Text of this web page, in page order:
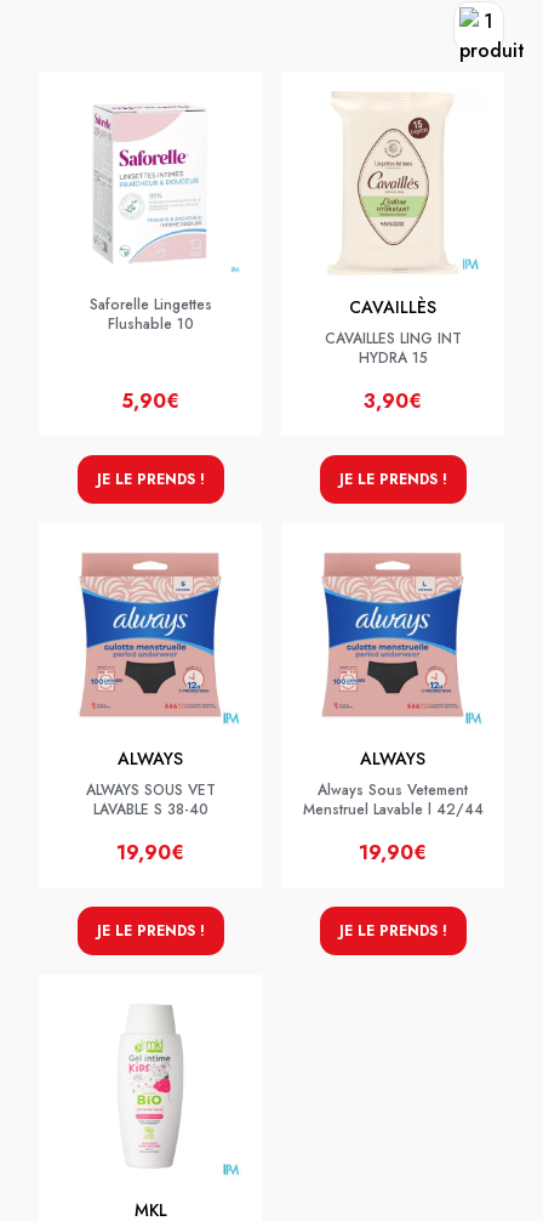
Saforelle Lingettes
Flushable 10
5,90€
JE LE PRENDS !
CAVAILLÈS
CAVAILLES LING INT
HYDRA 15
3,90€
JE LE PRENDS !
ALWAYS
ALWAYS SOUS VET
LAVABLE S 38-40
19,90€
JE LE PRENDS !
ALWAYS
Always Sous Vetement
Menstruel Lavable l 42/44
19,90€
JE LE PRENDS !
MKL